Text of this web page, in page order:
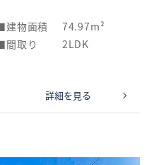
建物面積
74.97m²
間取り 2LDK
詳細を見る